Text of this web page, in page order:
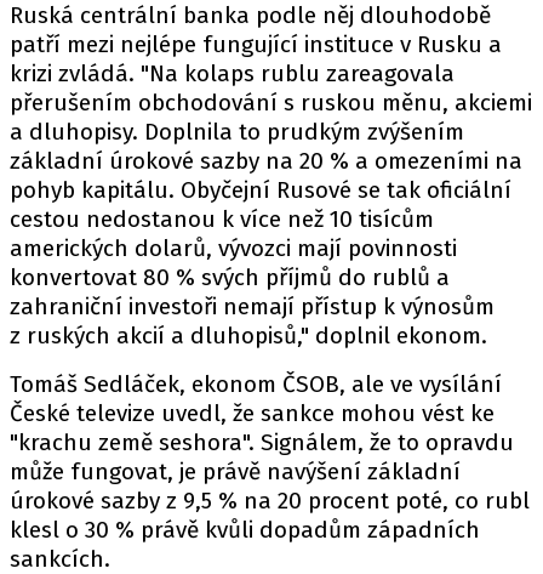
Ruská centrální banka podle něj dlouhodobě
patří mezi nejlépe fungující instituce v Rusku a
krizi zvládá. "Na kolaps rublu zareagovala
přerušením obchodování s ruskou měnu, akciemi
a dluhopisy. Doplnila to prudkým zvýšením
základní úrokové sazby na 20 % a omezeními na
pohyb kapitálu. Obyčejní Rusové se tak oficiální
cestou nedostanou k více než 10 tisícům
amerických dolarů, vývozci mají povinnosti
konvertovat 80 % svých příjmů do rublů a
zahraniční investoři nemají přístup k výnosům
z ruských akcií a dluhopisů," doplnil ekonom.
Tomáš Sedláček, ekonom ČSOB, ale ve vysílání
České televize uvedl, že sankce mohou vést ke
"krachu země seshora". Signálem, že to opravdu
může fungovat, je právě navýšení základní
úrokové sazby z 9,5 % na 20 procent poté, co rubl
klesl o 30 % právě kvůli dopadům západních
sankcích.